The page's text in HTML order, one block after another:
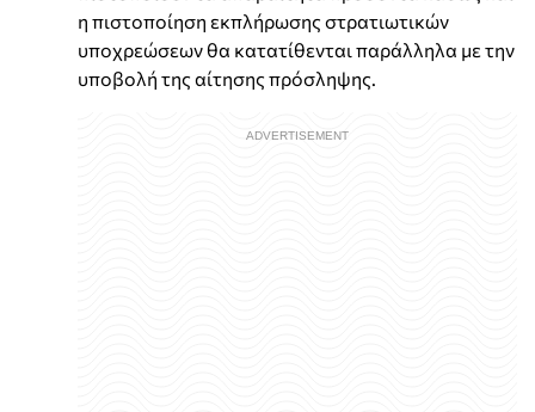
η πιστοποίηση εκπλήρωσης στρατιωτικών
υποχρεώσεων θα κατατίθενται παράλληλα με την
υποβολή της αίτησης πρόσληψης.